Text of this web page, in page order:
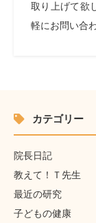
取り上げて欲
軽にお問い合
カテゴリー
院長日記
教えて！Ｔ先生
最近の研究
子どもの健康